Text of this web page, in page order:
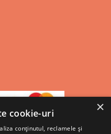
×
cookie-uri
conținutul, reclamele și